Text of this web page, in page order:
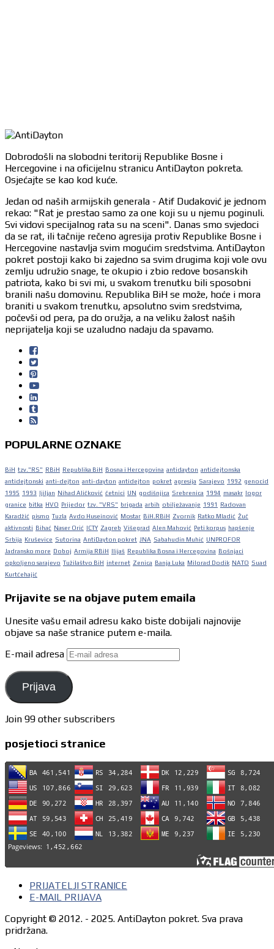
Dobrodošli na slobodni teritorij Republike Bosne i
Hercegovine i na oficijelnu stranicu AntiDayton pokreta.
Osjećajte se kao kod kuće.
Jedan od naših armijskih generala - Atif Dudaković je jednom
rekao: "Rat je prestao samo za one koji su u njemu poginuli.
Svi vidovi specijalnog rata su na sceni". Danas smo svjedoci
da se rat, ili tačnije rečeno agresija protiv Republike Bosne i
Hercegovine nastavlja svim mogućim sredstvima. AntiDayton
pokret postoji kako bi zajedno sa svim drugima koji vole ovu
zemlju udružio snage, te okupio i zbio redove bosanskih
patriota, kako bi svi mi, u svakom trenutku bili sposobni
branili našu domovinu. Republika BiH se može, hoće i mora
braniti u svakom trenutku, apsolutno svim sredstvima,
počevši od pera, pa do oružja, a na veliku žalost naših
neprijatelja koji se uzaludno nadaju da spavamo.
POPULARNE OZNAKE
BiH tzv."RS" RBiH Republika BiH Bosna i Hercegovina antidayton antidejtonska
antidejtonski anti-dejton anti-dayton antidejton pokret agresija Sarajevo 1992 genocid
1995 1993 ljiljan Nihad Aličković četnici UN godišnjica Srebrenica 1994 masakr logor
granice bitka HVO Prijedor tzv. "VRS" brigada arbih obilježavanje 1991
Radovan
Karadžić pismo Tuzla Avdo Huseinović Mostar BiH.RBiH Zvornik Ratko Mladić Žuč
aktivnosti Bihać Naser Orić ICTY Zagreb Višegrad Alen Mahović Peti korpus hapšenje
Srbija Kruševice Sutorina AntiDayton pokret JNA Sabahudin Muhić UNPROFOR
Jadransko more Doboj Armija RBiH Ilijaš Republika Bosna i Hercegovina Bošnjaci
opkoljeno sarajevo Tužilaštvo BiH internet Zenica Banja Luka Milorad Dodik NATO Suad
Kurtćehajić
Prijavite se na objave putem emaila
Unesite vašu email adresu kako biste dobijali najnovije
objave sa naše stranice putem e-maila.
E-mail adresa
Prijava
Join 99 other subscribers
posjetioci stranice
PRIJATELJI STRANICE
E-MAIL PRIJAVA
Copyright © 2012. - 2025. AntiDayton pokret. Sva prava
pridržana.